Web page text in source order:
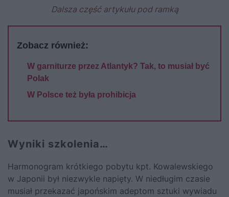
Dalsza część artykułu pod ramką
Zobacz również:
W garniturze przez Atlantyk? Tak, to musiał być
Polak
W Polsce też była prohibicja
Wyniki szkolenia…
Harmonogram krótkiego pobytu kpt. Kowalewskiego
w Japonii był niezwykle napięty. W niedługim czasie
musiał przekazać japońskim adeptom sztuki wywiadu